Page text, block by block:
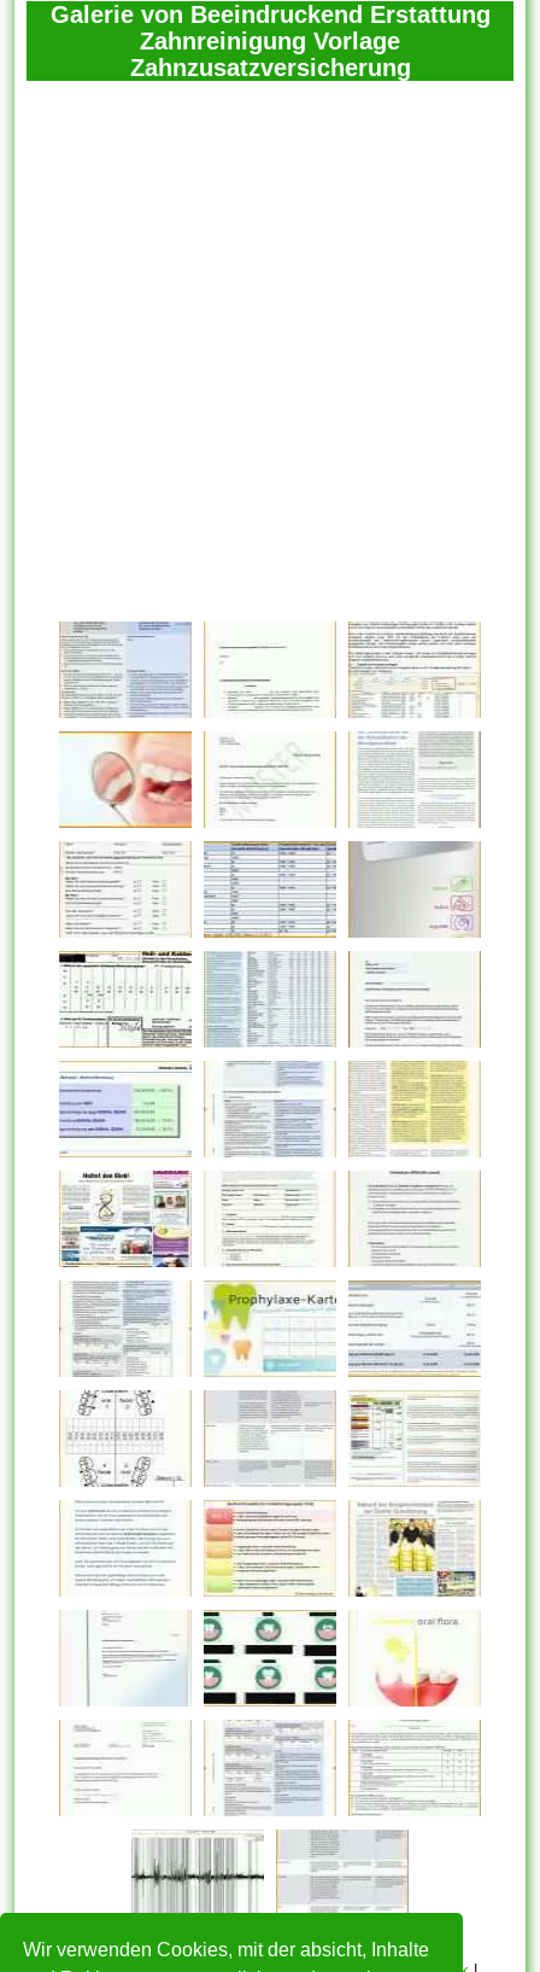
Wir verwenden Cookies, mit der absicht, Inhalte
Galerie von Beeindruckend Erstattung
Zahnreinigung Vorlage
Zahnzusatzversicherung